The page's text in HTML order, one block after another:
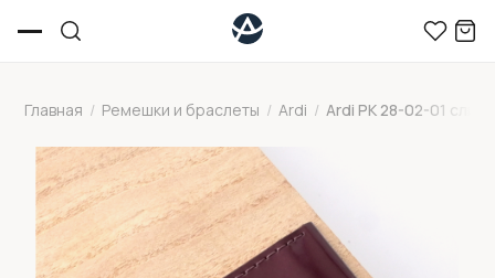
Главная / Ремешки и браслеты / Ardi / Ardi РК 28-02-01